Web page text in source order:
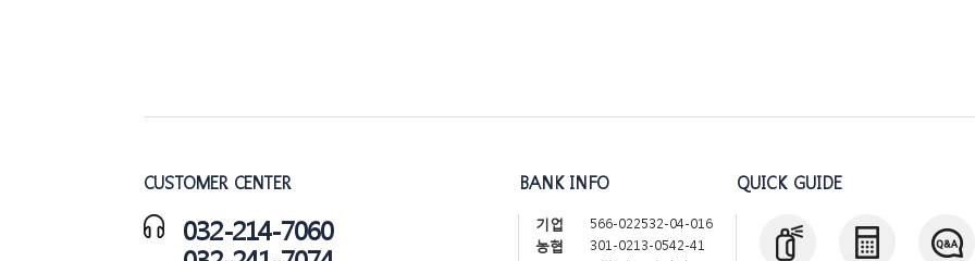
CUSTOMER CENTER
032-214-7060
BANK INFO
기업
566-022532-04-016
농협
301-0213-0542-41
QUICK GUIDE